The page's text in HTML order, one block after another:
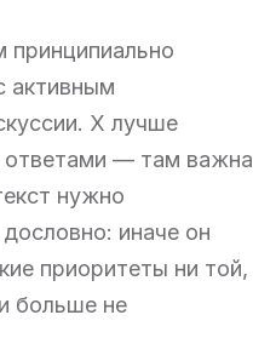
принципиально
активным
X лучше
ответами — там важна
нужно
иначе он
приоритеты ни той,
больше не